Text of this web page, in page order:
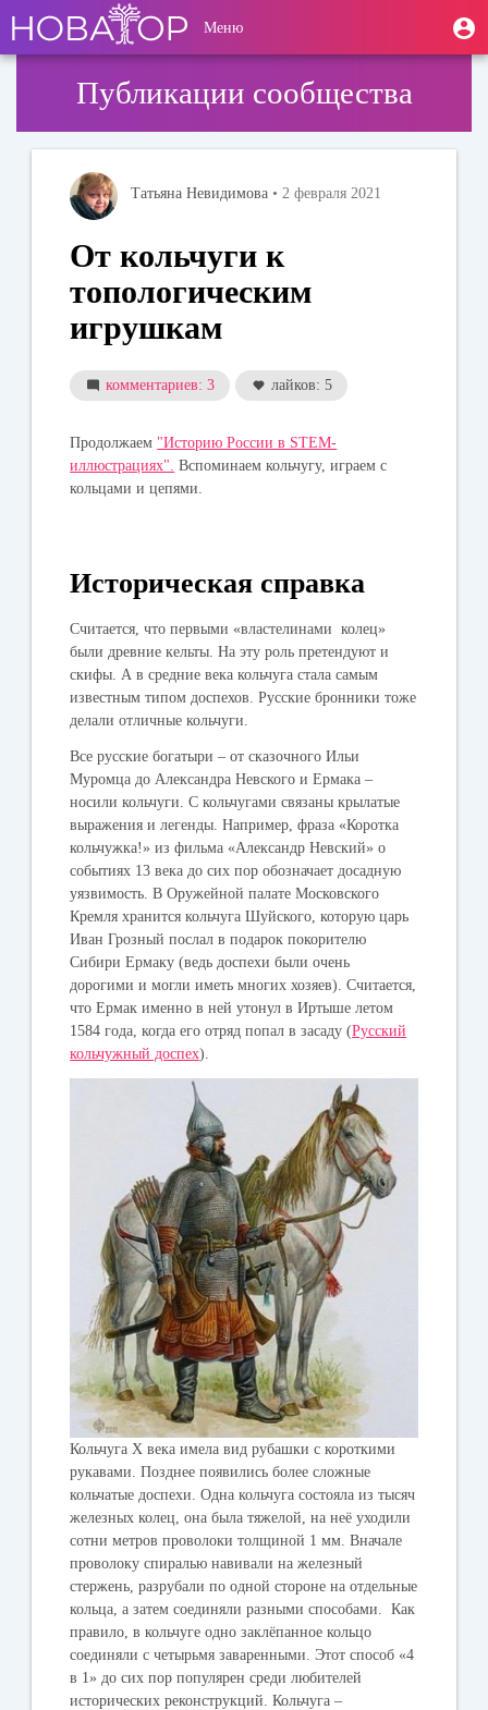
основному
содержанию
User
account
Меню
Публикации сообщества
Татьяна Невидимова • 2 февраля 2021
От кольчуги к
топологическим
игрушкам
комментариев: 3 лайков: 5
Продолжаем "Историю России в STEM-
иллюстрациях". Вспоминаем кольчугу, играем с
кольцами и цепями.
Историческая справка
Считается, что первыми «властелинами колец»
были древние кельты. На эту роль претендуют и
скифы. А в средние века кольчуга стала самым
известным типом доспехов. Русские бронники тоже
делали отличные кольчуги.
Все русские богатыри – от сказочного Ильи
Муромца до Александра Невского и Ермака –
носили кольчуги. С кольчугами связаны крылатые
выражения и легенды. Например, фраза «Коротка
кольчужка!» из фильма «Александр Невский» о
событиях 13 века до сих пор обозначает досадную
уязвимость. В Оружейной палате Московского
Кремля хранится кольчуга Шуйского, которую царь
Иван Грозный послал в подарок покорителю
Сибири Ермаку (ведь доспехи были очень
дорогими и могли иметь многих хозяев). Считается,
что Ермак именно в ней утонул в Иртыше летом
1584 года, когда его отряд попал в засаду (Русский
кольчужный доспех).
Кольчуга Х века имела вид рубашки с короткими
рукавами. Позднее появились более сложные
кольчатые доспехи. Одна кольчуга состояла из тысяч
железных колец, она была тяжелой, на неё уходили
сотни метров проволоки толщиной 1 мм. Вначале
проволоку спиралью навивали на железный
стержень, разрубали по одной стороне на отдельные
кольца, а затем соединяли разными способами. Как
правило, в кольчуге одно заклёпанное кольцо
соединяли с четырьмя заваренными. Этот способ «4
в 1» до сих пор популярен среди любителей
исторических реконструкций. Кольчуга –